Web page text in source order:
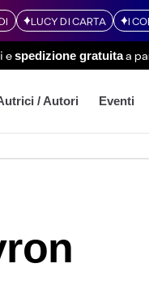
LUCY DI CARTA I
espedizione gratuitaa
/ Autori Eventi